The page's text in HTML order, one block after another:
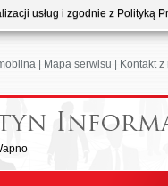
usług i zgodnie z
Mapa serwisu Kontakt